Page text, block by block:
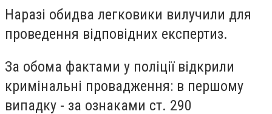
Наразі обидва легковики вилучили для
проведення відповідних експертиз.
За обома фактами у поліції відкрили
кримінальні провадження: в першому
випадку - за ознаками ст. 290